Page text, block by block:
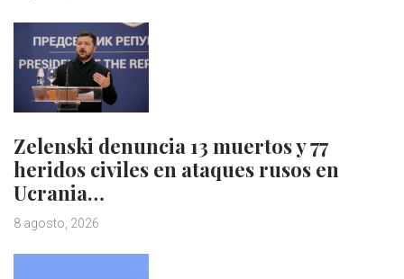
Zelenski denuncia 13 muertos y 77
heridos civiles en ataques rusos en
Ucrania…
8 agosto, 2026